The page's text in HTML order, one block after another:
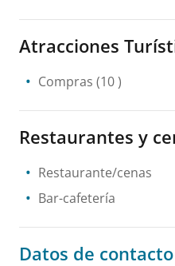
Atracciones
Compras (10 )
Restaurantes y
Restaurante/cenas
Bar-cafetería
Datos de